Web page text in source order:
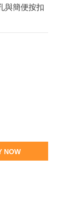
與簡便按扣
NOW